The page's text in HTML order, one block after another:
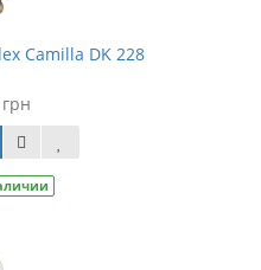
Camilla DK 228